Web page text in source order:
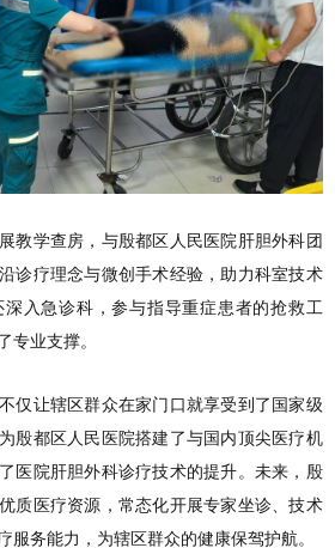
教学查房，与殷都区人民医院肝胆外科团
诊疗理念与微创手术经验，助力科室技术
入急诊科，参与指导重症患者的抢救工
专业支撑。
仅让辖区群众在家门口就享受到了国家级
殷都区人民医院搭建了与国内顶尖医疗机
医院肝胆外科诊疗技术的提升。未来，殷
质医疗资源，常态化开展专家坐诊、技术
服务能力，为辖区群众的健康保驾护航。